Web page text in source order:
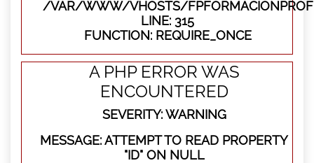
/VAR/WWW/VHOSTS/
LINE: 315
FUNCTION: REQUIRE_ONCE
A PHP ERROR WAS
ENCOUNTERED
SEVERITY: WARNING
MESSAGE: ATTEMPT TO READ PROPERTY
"ID" ON NULL